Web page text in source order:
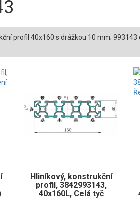
profil 40x160 s drážkou 10 mm; 993143
Hliníkový, konstrukční
profil, 3842993143,
40x160L, Celá tyč